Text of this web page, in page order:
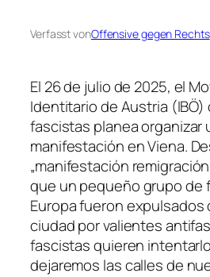
Verfasst vonOffensive gegen Rechts
El 26 de julio de 2025, el
Identitario de Austria
fascistas planea organizar
manifestación en Viena.
„manifestación
que un pequeño grupo de
Europa fueron expulsados
ciudad por valientes
fascistas quieren
dejaremos las calles de